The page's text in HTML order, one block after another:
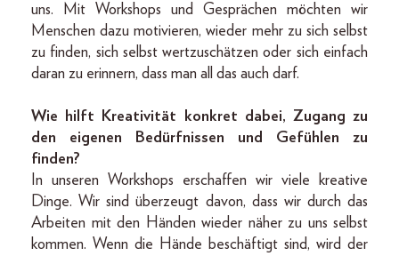
uns. Mit Workshops und Gesprächen möchten wir
Menschen dazu motivieren, wieder mehr zu sich selbst
zu finden, sich selbst wertzuschätzen oder sich einfach
daran zu erinnern, dass man all das auch darf.
Wie hilft Kreativität konkret dabei, Zugang zu
den eigenen Bedürfnissen und Gefühlen zu
finden?
In unseren Workshops erschaffen wir viele kreative
Dinge. Wir sind überzeugt davon, dass wir durch das
Arbeiten mit den Händen wieder näher zu uns selbst
kommen. Wenn die Hände beschäftigt sind, wird der